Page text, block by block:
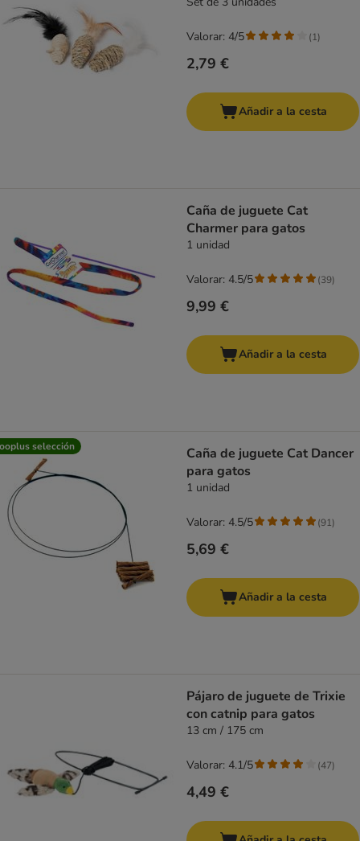
2,79 €
Valorar: 4/5 (1)
Añadir a la cesta
Caña de juguete Cat
Charmer para gatos
1 unidad
9,99 €
Valorar: 4.5/5 (39)
Añadir a la cesta
selección
Caña de juguete Cat Dancer
para gatos
1 unidad
5,69 €
Valorar: 4.5/5 (91)
Añadir a la cesta
Pájaro de juguete de Trixie
con catnip para gatos
13 cm / 175 cm
4,49 €
Valorar: 4.1/5 (47)